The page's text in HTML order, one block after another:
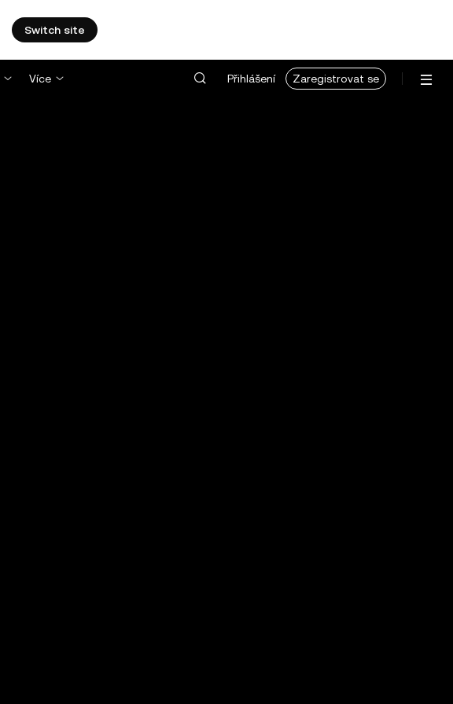
Switch site
Více Přihlášení Zaregistrovat se